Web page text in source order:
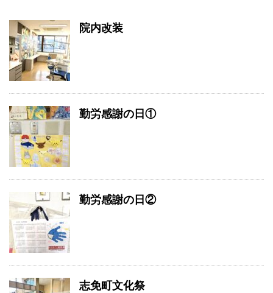
院内改装
勤労感謝の日①
勤労感謝の日②
志免町文化祭